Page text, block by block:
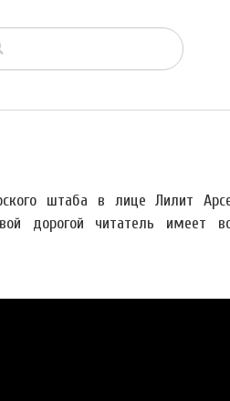
штаба в лице Лилит
дорогой читатель имеет